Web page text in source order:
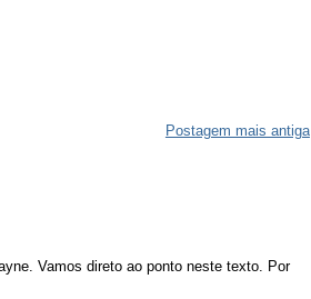
Postagem mais antiga
Vamos direto ao ponto neste texto. Por